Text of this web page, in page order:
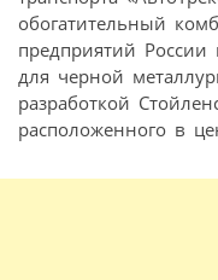
обогатительный
предприятий
для черной
разработкой
расположенного в